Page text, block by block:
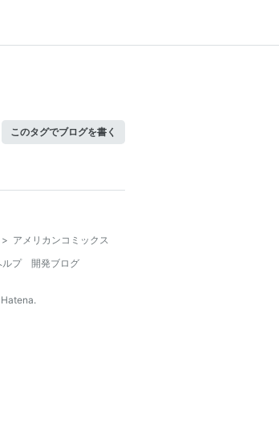
このタグでブログを書く
> アメリカンコミックス
ルプ
開発ブログ
Hatena.